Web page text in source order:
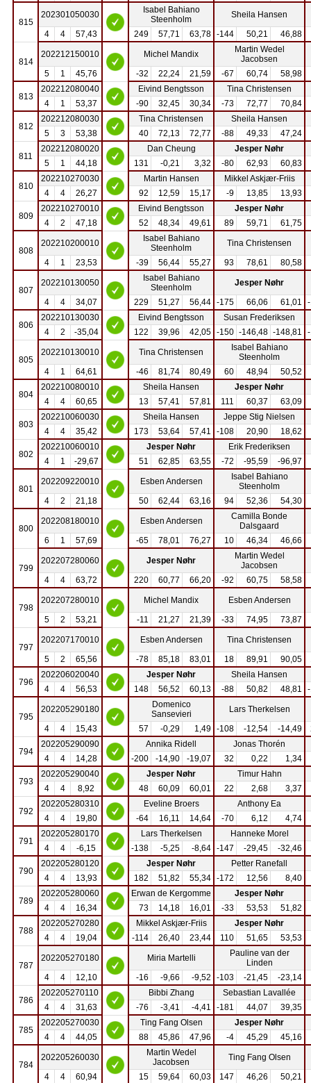
815
202301050030
Isabel Bahiano
Steenholm
Sheila Hansen
4
4 57,43 249 57,71 63,78 -144 50,21 46,88
814
202212150010 Michel Mandix
Martin Wedel
Jacobsen
5
1 45,76 -32 22,24 21,59 -67 60,74 58,98
813
202212080040 Eivind Bengtsson
Tina Christensen
4
1 53,37 -90 32,45 30,34 -73 72,77 70,84
812
202212080030 Tina Christensen
Sheila Hansen
5
3 53,38 40 72,13 72,77 -88 49,33 47,24
811
202212080020 Dan Cheung
Jesper Nøhr
5
1 44,18 131 -0,21 3,32 -80 62,93 60,83
810
202210270030 Martin Hansen
Mikkel Askjær-Friis
4
4 26,27 92 12,59 15,17 -9 13,85 13,93
809
202210270010 Eivind Bengtsson
Jesper Nøhr
4
2 47,18 52 48,34 49,61 89 59,71 61,75
808
202210200010
Isabel Bahiano
Steenholm
Tina Christensen
4
1 23,53 -39 56,44 55,27 93 78,61 80,58
807
202210130050
Isabel Bahiano
Steenholm
Jesper Nøhr
4
4 34,07 229 51,27 56,44 -175 66,06 61,01
806
202210130030 Eivind Bengtsson
Susan Frederiksen
4
2 -35,04 122 39,96 42,05 -150 -146,48 -148,81
805
202210130010 Tina Christensen
Isabel Bahiano
Steenholm
4
1 64,61 -46 81,74 80,49 60 48,94 50,52
804
202210080010 Sheila Hansen
Jesper Nøhr
4
4 60,65 13 57,41 57,81 111 60,37 63,09
803
202210060030 Sheila Hansen
Jeppe Stig Nielsen
4
4 35,42 173 53,64 57,41 -108 20,90 18,62
802
202210060010 Jesper Nøhr
Erik Frederiksen
4
1 -29,67 51 62,85 63,55 -72 -95,59 -96,97
801
202209220010 Esben Andersen
Isabel Bahiano
Steenholm
4
2 21,18 50 62,44 63,16 94 52,36 54,30
800
202208180010 Esben Andersen
Camilla Bonde
Dalsgaard
6
1 57,69 -65 78,01 76,27 10 46,34 46,66
799
202207280060 Jesper Nøhr
Martin Wedel
Jacobsen
4
4 63,72 220 60,77 66,20 -92 60,75 58,58
798
202207280010 Michel Mandix
Esben Andersen
5
2 53,21 -11 21,27 21,39 -33 74,95 73,87
797
202207170010 Esben Andersen
Tina Christensen
5
2 65,56 -78 85,18 83,01 18 89,91 90,05
796
202206020040 Jesper Nøhr
Sheila Hansen
4
4 56,53 148 56,52 60,13 -88 50,82 48,81
795
202205290180
Domenico
Sansevieri
Lars Therkelsen
4
4 15,43 57 -0,29 1,49 -108 -12,54 -14,49
794
202205290090 Annika Ridell
Jonas Thorén
4
4 14,28 -200 -14,90 -19,07 32 0,22 1,34
793
202205290040 Jesper Nøhr
Timur Hahn
4
4 8,92 48 60,09 60,01 22 2,68 3,37
792
202205280310 Eveline Broers
Anthony Ea
4
4 19,80 -64 16,11 14,64 -70 6,12 4,74
791
202205280170 Lars Therkelsen
Hanneke Morel
4
4 -6,15 -138 -5,25 -8,64 -147 -29,45 -32,46
790
202205280120 Jesper Nøhr
Petter Ranefall
4
4 13,93 182 51,82 55,34 -172 12,56 8,40
789
202205280060 Erwan de Kergomme
Jesper Nøhr
4
4 16,34 73 14,18 16,01 -33 53,53 51,82
788
202205270280 Mikkel Askjær-Friis
Jesper Nøhr
4
4 19,04 -114 26,40 23,44 110 51,65 53,53
787
202205270180 Miria Martelli
Pauline van der
Linden
4
4 12,10 -16 -9,66 -9,52 -103 -21,45 -23,14
786
202205270110 Bibbi Zhang
Sebastian Lavallée
4
4 31,63 -76 -3,41 -4,41 -181 44,07 39,35
785
202205270030 Ting Fang Olsen
Jesper Nøhr
4
4 44,05 88 45,86 47,96 -4 45,29 45,16
784
202205260030
Martin Wedel
Jacobsen
Ting Fang Olsen
4
4 60,94 15 59,64 60,03 147 46,26 50,21